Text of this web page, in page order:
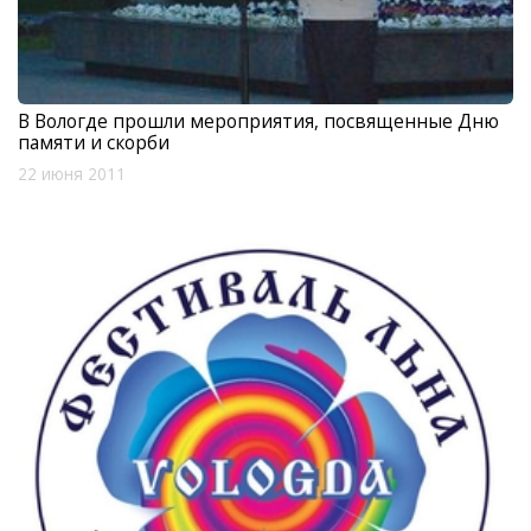
В Вологде прошли мероприятия, посвященные Дню
памяти и скорби
22 июня 2011